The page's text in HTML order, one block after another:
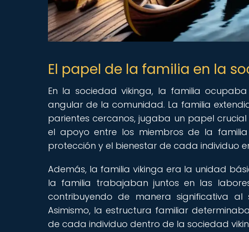
El papel de la familia en la
En la sociedad vikinga, la familia
angular de la comunidad. La familia
parientes cercanos, jugaba un papel
el apoyo entre los miembros de la
protección y el bienestar de cada individuo
Además, la familia vikinga era la unidad
la familia trabajaban juntos en las
contribuyendo de manera significativa
Asimismo, la estructura familiar
de cada individuo dentro de la sociedad